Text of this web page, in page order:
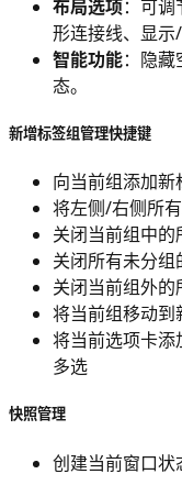
布局选项：可
形连接线、显示/
智能功能：隐
态。
新增标签组管理快捷键
向当前组添加新
将左侧/右侧所
关闭当前组中的
关闭所有未分组
关闭当前组外的
将当前组移动到
将当前选项卡
多选
快照管理
创建当前窗口状